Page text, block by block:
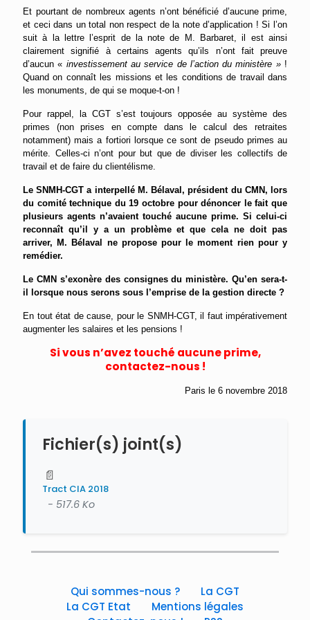
Et pourtant de nombreux agents n’ont bénéficié d’aucune prime,
et ceci dans un total non respect de la note d’application ! Si l’on
suit à la lettre l’esprit de la note de M. Barbaret, il est ainsi
clairement signifié à certains agents qu’ils n’ont fait preuve
d’aucun « investissement au service de l’action du ministère » !
Quand on connaît les missions et les conditions de travail dans
les monuments, de qui se moque-t-on !
Pour rappel, la CGT s’est toujours opposée au système des
primes (non prises en compte dans le calcul des retraites
notamment) mais a fortiori lorsque ce sont de pseudo primes au
mérite. Celles-ci n’ont pour but que de diviser les collectifs de
travail et de faire du clientélisme.
Le SNMH-CGT a interpellé M. Bélaval, président du CMN, lors
du comité technique du 19 octobre pour dénoncer le fait que
plusieurs agents n’avaient touché aucune prime. Si celui-ci
reconnaît qu’il y a un problème et que cela ne doit pas
arriver, M. Bélaval ne propose pour le moment rien pour y
remédier.
Le CMN s’exonère des consignes du ministère. Qu’en sera-t-
il lorsque nous serons sous l’emprise de la gestion directe ?
En tout état de cause, pour le SNMH-CGT, il faut impérativement
augmenter les salaires et les pensions !
Si vous n’avez touché aucune prime,
contactez-nous !
Paris le 6 novembre 2018
Fichier(s) joint(s)
📄
Tract CIA 2018
- 517.6 Ko
Qui sommes-nous ?
La CGT
La CGT Etat
Mentions légales